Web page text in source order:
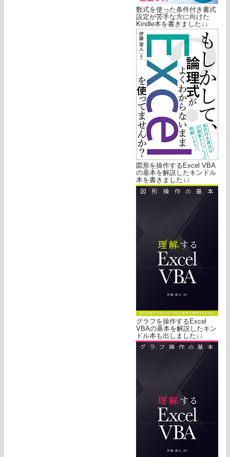
数式を使った条件付き書式
設定が苦手な方に向けた
Kindle本を書きました↓↓
図形を操作するExcel VBA
の基本を解説したキンドル
本を書きました↓↓
グラフを操作するExcel
VBAの基本を解説したキン
ドル本も出しました↓↓